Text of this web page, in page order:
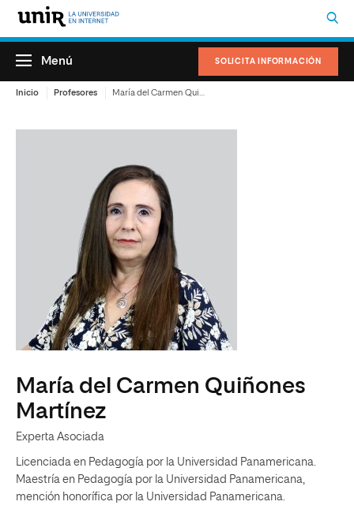
SOLICITA INFORMACIÓN
Menú
Inicio Profesores
María del Carmen Quiñones
Martínez
Experta Asociada
Licenciada en Pedagogía por la Universidad Panamericana.
Maestría en Pedagogía por la Universidad Panamericana,
mención honorífica por la Universidad Panamericana.